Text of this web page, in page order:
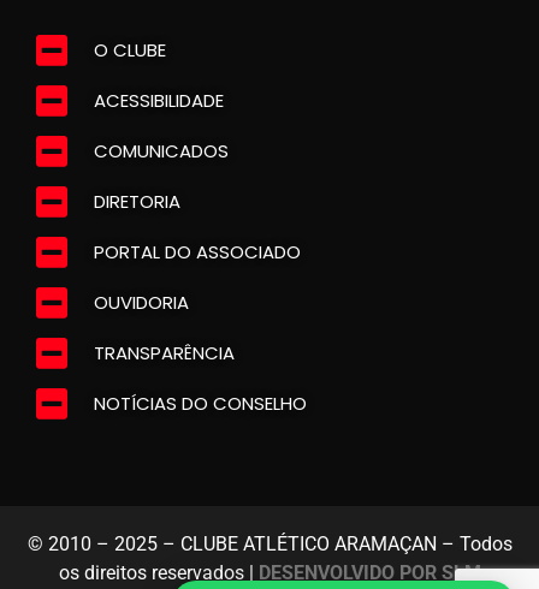
O CLUBE
ACESSIBILIDADE
COMUNICADOS
DIRETORIA
PORTAL DO ASSOCIADO
OUVIDORIA
TRANSPARÊNCIA
NOTÍCIAS DO CONSELHO
© 2010 – 2025 – CLUBE ATLÉTICO ARAMAÇAN – Todos
os direitos reservados | DESENVOLVIDO POR SLM